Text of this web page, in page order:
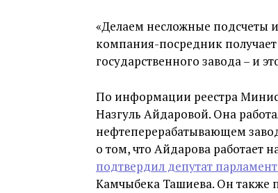
«Делаем несложные подсчеты
компания-посредник
государственного завода – и
По информации реестра
Назгуль Айдаровой. Она
нефтеперерабатывающем
о том, что Айдарова работает
подтвердил депутат
Камчыбека Ташиева. Он также